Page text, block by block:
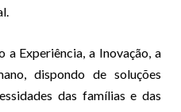
Experiência, a Inovação, a
dispondo de soluções
das famílias e das